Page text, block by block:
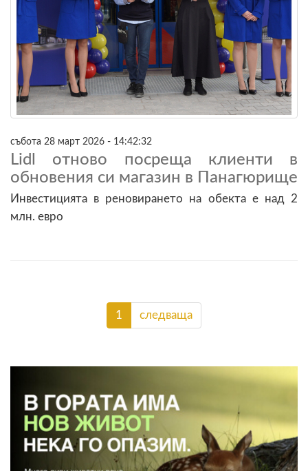
събота 28 март 2026 - 14:42:32
Lidl отново посреща клиенти в
обновения си магазин в Панагюрище
Инвестицията в реновирането на обекта е над 2
млн. евро
1 следваща